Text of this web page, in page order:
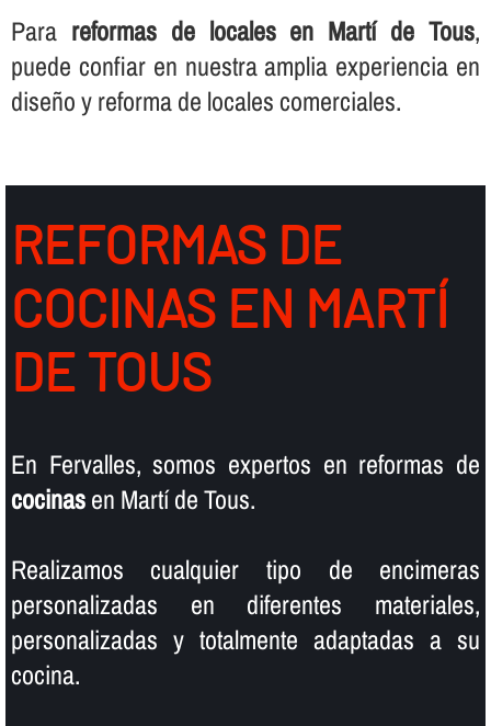
Para reformas de locales en Martí de Tous,
puede confiar en nuestra amplia experiencia en
diseño y reforma de locales comerciales.
REFORMAS DE
COCINAS EN MARTÍ
DE TOUS
En Fervalles, somos expertos en reformas de
cocinasen Martí de Tous.
Realizamos cualquier tipo de encimeras
personalizadas en diferentes materiales,
personalizadas y totalmente adaptadas a su
cocina.